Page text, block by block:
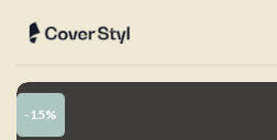
-15%